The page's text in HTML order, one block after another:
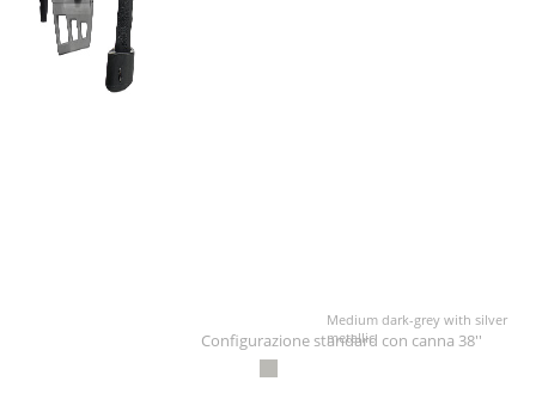
Configurazione standard con canna 38''
Medium dark-grey with silver
metallic